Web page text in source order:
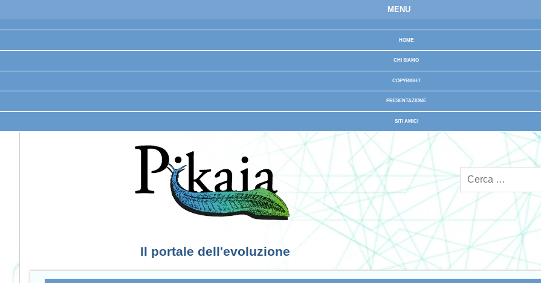
MENU
HOME
CHI SIAMO
COPYRIGHT
PRESENTAZIONE
SITI AMICI
Il portale dell'evoluzione